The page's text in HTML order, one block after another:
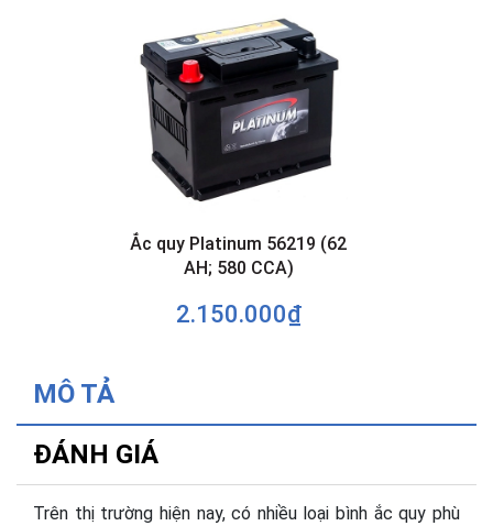
Ắc quy Platinum 56219 (62
AH; 580 CCA)
2.150.000₫
MÔ TẢ
ĐÁNH GIÁ
Trên thị trường hiện nay, có nhiều loại bình ắc quy phù